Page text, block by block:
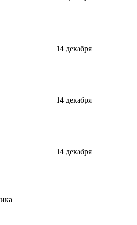
14 декабря
14 декабря
14 декабря